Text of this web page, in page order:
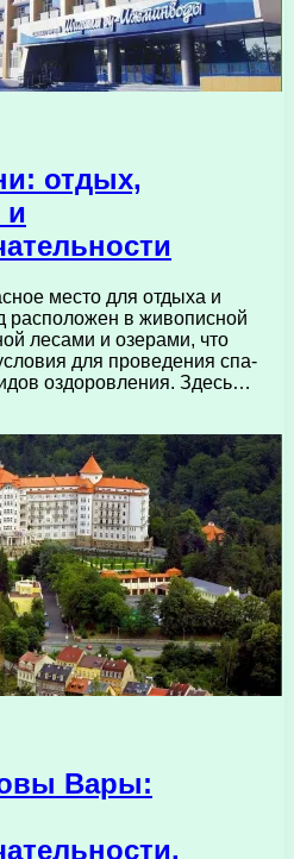
отдых,
и
место для отдыха и
расположен в живописной
лесами и озерами, что
для проведения спа-
оздоровления. Здесь…
Вары: